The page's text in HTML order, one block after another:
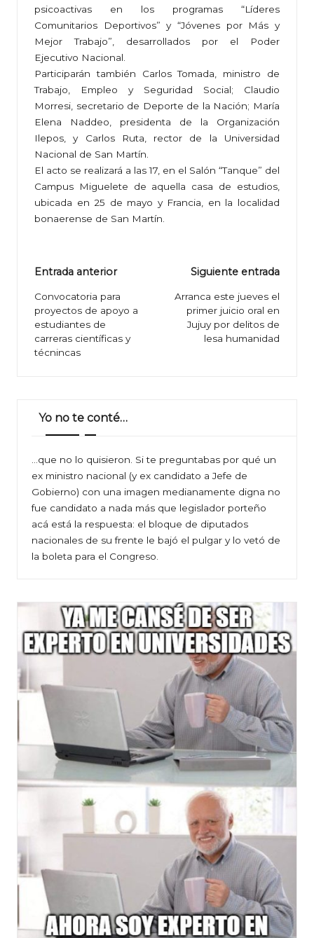
psicoactivas en los programas “Líderes
Comunitarios Deportivos” y “Jóvenes por Más y
Mejor Trabajo”, desarrollados por el Poder
Ejecutivo Nacional.
Participarán también Carlos Tomada, ministro de
Trabajo, Empleo y Seguridad Social; Claudio
Morresi, secretario de Deporte de la Nación; María
Elena Naddeo, presidenta de la Organización
Ilepos, y Carlos Ruta, rector de la Universidad
Nacional de San Martín.
El acto se realizará a las 17, en el Salón “Tanque” del
Campus Miguelete de aquella casa de estudios,
ubicada en 25 de mayo y Francia, en la localidad
bonaerense de San Martín.
Navegación
de
entradas
Entrada anterior
Convocatoria para
proyectos de apoyo a
estudiantes de
carreras científicas y
técnincas
Siguiente entrada
Arranca este jueves el
primer juicio oral en
Jujuy por delitos de
lesa humanidad
Yo no te conté…
…que no lo quisieron. Si te preguntabas por qué un
ex ministro nacional (y ex candidato a Jefe de
Gobierno) con una imagen medianamente digna no
fue candidato a nada más que legislador porteño
acá está la respuesta: el bloque de diputados
nacionales de su frente le bajó el pulgar y lo vetó de
la boleta para el Congreso.